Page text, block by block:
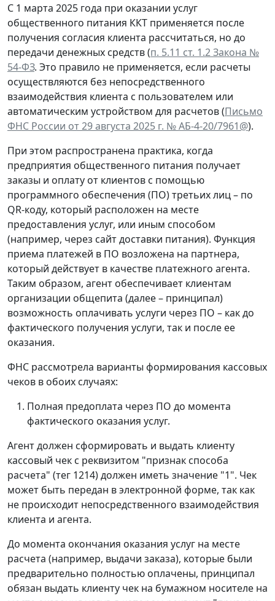
С 1 марта 2025 года при оказании услуг
общественного питания ККТ применяется после
получения согласия клиента рассчитаться, но до
передачи денежных средств (п. 5.11 ст. 1.2 Закона №
54-ФЗ. Это правило не применяется, если расчеты
осуществляются без непосредственного
взаимодействия клиента с пользователем или
автоматическим устройством для расчетов (Письмо
ФНС России от 29 августа 2025 г. № АБ-4-20/7961@).
При этом распространена практика, когда
предприятия общественного питания получает
заказы и оплату от клиентов с помощью
программного обеспечения (ПО) третьих лиц – по
QR-коду, который расположен на месте
предоставления услуг, или иным способом
(например, через сайт доставки питания). Функция
приема платежей в ПО возложена на партнера,
который действует в качестве платежного агента.
Таким образом, агент обеспечивает клиентам
организации общепита (далее – принципал)
возможность оплачивать услуги через ПО – как до
фактического получения услуги, так и после ее
оказания.
ФНС рассмотрела варианты формирования кассовых
чеков в обоих случаях:
Полная предоплата через ПО до момента
фактического оказания услуг.
Агент должен сформировать и выдать клиенту
кассовый чек с реквизитом "признак способа
расчета" (тег 1214) должен иметь значение "1". Чек
может быть передан в электронной форме, так как
не происходит непосредственного взаимодействия
клиента и агента.
До момента окончания оказания услуг на месте
расчета (например, выдачи заказа), которые были
предварительно полностью оплачены, принципал
обязан выдать клиенту чек на бумажном носителе на